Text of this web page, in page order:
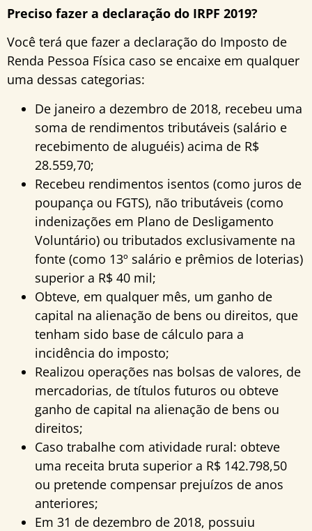
Preciso fazer a declaração do IRPF 2019?
Você terá que fazer a declaração do Imposto de
Renda Pessoa Física caso se encaixe em qualquer
uma dessas categorias:
De janeiro a dezembro de 2018, recebeu uma
soma de rendimentos tributáveis (salário e
recebimento de aluguéis) acima de R$
28.559,70;
Recebeu rendimentos isentos (como juros de
poupança ou FGTS), não tributáveis (como
indenizações em Plano de Desligamento
Voluntário) ou tributados exclusivamente na
fonte (como 13º salário e prêmios de loterias)
superior a R$ 40 mil;
Obteve, em qualquer mês, um ganho de
capital na alienação de bens ou direitos, que
tenham sido base de cálculo para a
incidência do imposto;
Realizou operações nas bolsas de valores, de
mercadorias, de títulos futuros ou obteve
ganho de capital na alienação de bens ou
direitos;
Caso trabalhe com atividade rural: obteve
uma receita bruta superior a R$ 142.798,50
ou pretende compensar prejuízos de anos
anteriores;
Em 31 de dezembro de 2018, possuiu